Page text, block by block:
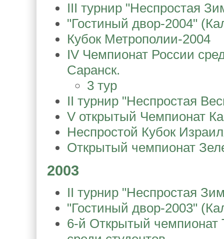
III турнир "Неспростая
"Гостиный двор-2004"
Кубок Метрополии-2004
IV Чемпионат России
Саранск.
3 тур
II турнир "Неспростая
V открытый Чемпионат
Неспростой Кубок
Открытый чемпионат
2003
II турнир "Неспростая
"Гостиный двор-2003"
6-й Открытый чемпионат